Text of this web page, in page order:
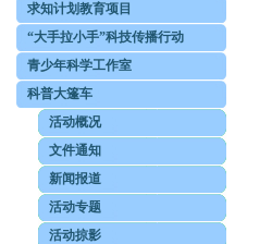
求知计划教育项目
“大手拉小手”科技传播行动
青少年科学工作室
科普大篷车
活动概况
文件通知
新闻报道
活动专题
活动掠影